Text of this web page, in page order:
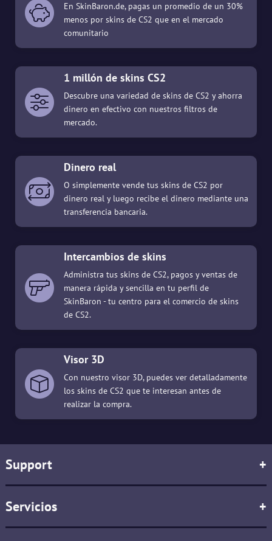
En SkinBaron.de, pagas un promedio de un 30%
menos por skins de CS2 que en el mercado
comunitario
1 millón de skins CS2
Descubre una variedad de skins de CS2 y ahorra
dinero en efectivo con nuestros filtros de
mercado.
Dinero real
O simplemente vende tus skins de CS2 por
dinero real y luego recibe el dinero mediante una
transferencia bancaria.
Intercambios de skins
Administra tus skins de CS2, pagos y ventas de
manera rápida y sencilla en tu perfil de
SkinBaron - tu centro para el comercio de skins
de CS2.
Visor 3D
Con nuestro visor 3D, puedes ver detalladamente
los skins de CS2 que te interesan antes de
realizar la compra.
Support +
Servicios +